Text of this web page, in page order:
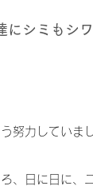
シミもシ
努力してい
、日に日に、